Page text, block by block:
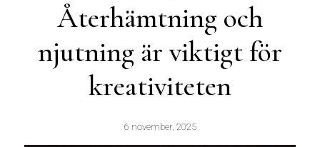
Återhämtning och
njutning är viktigt för
kreativiteten
6 november, 2025